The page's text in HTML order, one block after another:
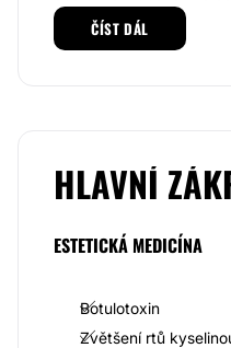
dávkování léčiv a
výraznou přidanou
estetických zákroků.
pracovat s jehlami,
stává zlatým
infuzní terapii, sledování
farmakologické
Specializace a přístup
ČÍST DÁL
HLAVNÍ
ESTETICKÁ MEDICÍNA
Botulotoxin
Zvětšení rtů